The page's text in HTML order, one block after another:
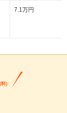
7.1万円
料)